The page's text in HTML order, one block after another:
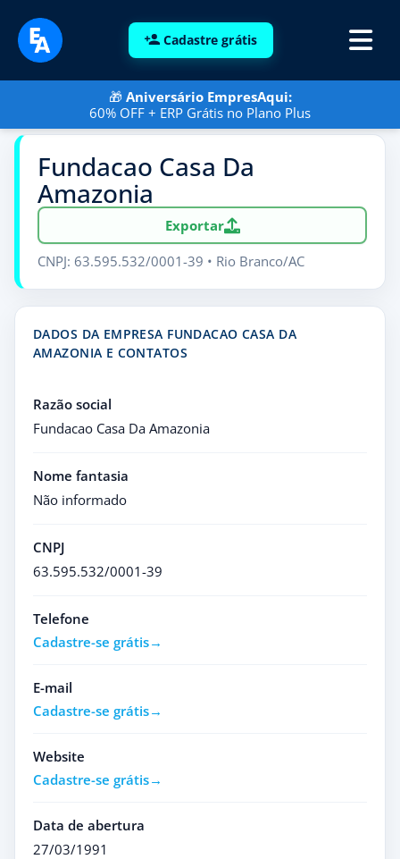
Cadastre grátis
🎁 Aniversário EmpresAqui:
60% OFF + ERP Grátis no Plano Plus
Fundacao Casa Da
Amazonia
Exportar
CNPJ: 63.595.532/0001-39 • Rio Branco/AC
DADOS DA EMPRESA FUNDACAO CASA DA
AMAZONIA E CONTATOS
Razão social
Fundacao Casa Da Amazonia
Nome fantasia
Não informado
CNPJ
63.595.532/0001-39
Telefone
Cadastre-se grátis
E-mail
Cadastre-se grátis
Website
Cadastre-se grátis
Data de abertura
27/03/1991